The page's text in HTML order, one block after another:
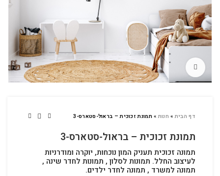
לחץ להגדלה
דף הבית» חנות»תמונת זכוכית – בראול-סטארס-3
תמונת זכוכית – בראול-סטארס-3
תמונה זכוכית תעניק המון נוכחות, יוקרה ומודרניות
לעיצוב החלל. תמונות לסלון , תמונות לחדר שינה ,
תמונה למשרד , תמונה לחדר ילדים.